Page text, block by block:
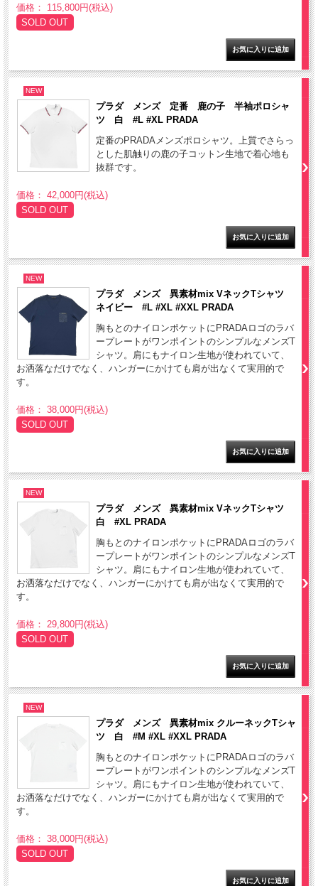
価格： 115,800円(税込)
SOLD OUT
NEW
プラダ メンズ 定番 鹿の子 半袖ポロシャ
ツ 白 #L #XL PRADA
定番のPRADAメンズポロシャツ。上質でさらっ
とした肌触りの鹿の子コットン生地で着心地も
抜群です。
価格： 42,000円(税込)
SOLD OUT
NEW
プラダ メンズ 異素材mix VネックTシャツ
ネイビー #L #XL #XXL PRADA
胸もとのナイロンポケットにPRADAロゴのラバ
ープレートがワンポイントのシンプルなメンズT
シャツ。肩にもナイロン生地が使われていて、
お洒落なだけでなく、ハンガーにかけても肩が出なくて実用的で
す。
価格： 38,000円(税込)
SOLD OUT
NEW
プラダ メンズ 異素材mix VネックTシャツ
白 #XL PRADA
胸もとのナイロンポケットにPRADAロゴのラバ
ープレートがワンポイントのシンプルなメンズT
シャツ。肩にもナイロン生地が使われていて、
お洒落なだけでなく、ハンガーにかけても肩が出なくて実用的で
す。
価格： 29,800円(税込)
SOLD OUT
NEW
プラダ メンズ 異素材mix クルーネックTシャ
ツ 白 #M #XL #XXL PRADA
胸もとのナイロンポケットにPRADAロゴのラバ
ープレートがワンポイントのシンプルなメンズT
シャツ。肩にもナイロン生地が使われていて、
お洒落なだけでなく、ハンガーにかけても肩が出なくて実用的で
す。
価格： 38,000円(税込)
SOLD OUT